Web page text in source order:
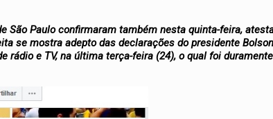
São Paulo confirmaram também nesta quinta-feira,
se mostra adepto das declarações do presidente
rádio e TV, na última terça-feira (24), o qual foi